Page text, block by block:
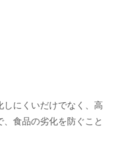
にくいだけでなく、高
食品の劣化を防ぐこと